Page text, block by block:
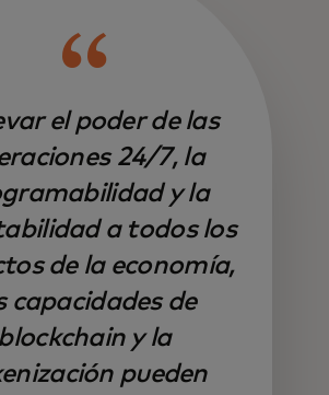
el poder de las
24/7, la
y la
a todos los
de la economía,
capacidades de
blockchain y la
pueden